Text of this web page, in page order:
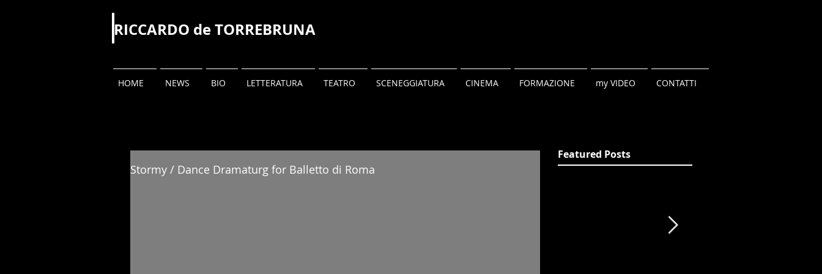
RICCARDO de TORREBRUNA
HOME NEWS BIO LETTERATURA TEATRO SCENEGGIATURA CINEMA FORMAZIONE my VIDEO CONTATTI
Stormy / Dance Dramaturg for Balletto di Roma
Featured Posts